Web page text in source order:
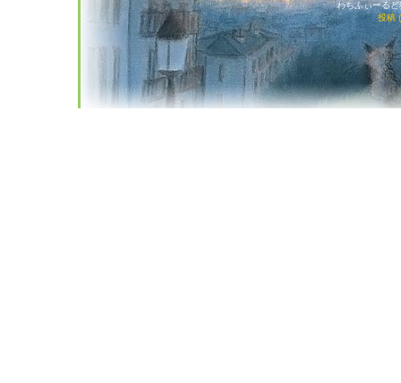
わちふぃーる
投稿